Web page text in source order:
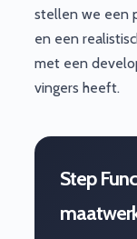
stellen we een
en een
met een
vingers heeft.
Step